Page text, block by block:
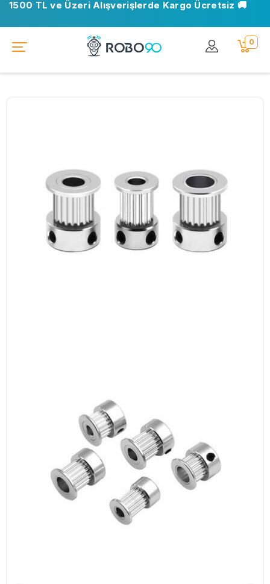
1500 TL ve Üzeri Alışverişlerde Kargo Ücretsiz 🚚
0